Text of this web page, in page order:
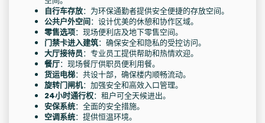
自行车存放：为环保通勤者提供安全便捷的存放空间。
公共户外空间：设计优美的休憩和协作区域。
零售选项：现场便利店及地下零售空间。
门禁卡进入建筑：确保安全和隐私的受控访问。
大厅接待员：专业员工提供帮助和热情欢迎。
餐厅：现场餐厅供职员便利用餐。
货运电梯：共设十部，确保楼内顺畅流动。
旋转门闸机：加强安全和高效入口管理。
24小时通行权：租户可全天候进出。
安保系统：全面的安全措施。
空调系统：提供恒温环境。